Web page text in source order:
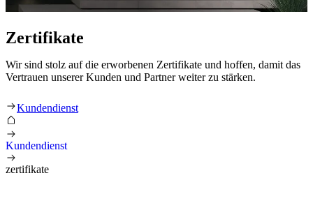
Zertifikate
Wir sind stolz auf die erworbenen Zertifikate und hoffen, damit das
Vertrauen unserer Kunden und Partner weiter zu stärken.
Cerifikati
Kundendienst
Kundendienst
zertifikate